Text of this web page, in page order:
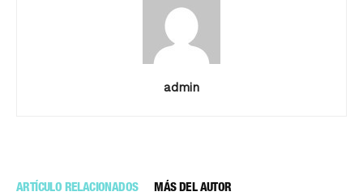
admin
ARTÍCULO RELACIONADOS MÁS DEL AUTOR